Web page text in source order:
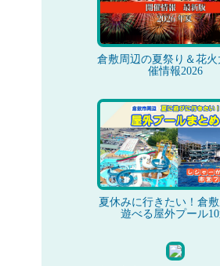
倉敷周辺の夏祭り＆花火
催情報2026
夏休みに行きたい！倉
遊べる屋外プール